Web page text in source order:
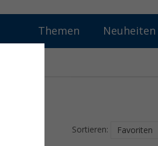
Themen Neuheiten
Sortieren: